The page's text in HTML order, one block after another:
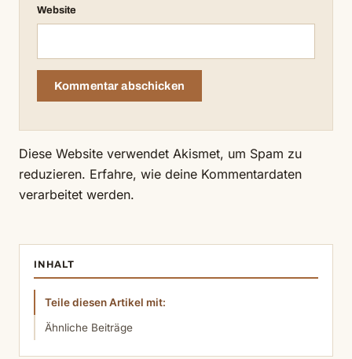
Website
Diese Website verwendet Akismet, um Spam zu
reduzieren. Erfahre, wie deine Kommentardaten
verarbeitet werden.
INHALT
Teile diesen Artikel mit:
Ähnliche Beiträge